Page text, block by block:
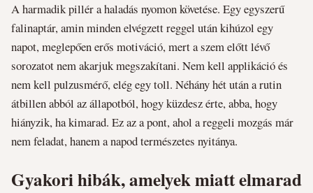
A harmadik pillér a haladás nyomon követése. Egy egyszerű
falinaptár, amin minden elvégzett reggel után kihúzol egy
napot, meglepően erős motiváció, mert a szem előtt lévő
sorozatot nem akarjuk megszakítani. Nem kell applikáció és
nem kell pulzusmérő, elég egy toll. Néhány hét után a rutin
átbillen abból az állapotból, hogy küzdesz érte, abba, hogy
hiányzik, ha kimarad. Ez az a pont, ahol a reggeli mozgás már
nem feladat, hanem a napod természetes nyitánya.
Gyakori hibák, amelyek miatt elmarad